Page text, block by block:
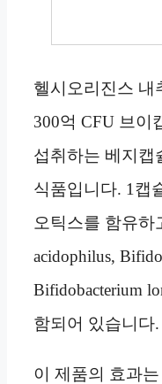
헬시오리진스 내
300억 CFU 브이
섭취하는 베지캡
식품입니다. 1캡
오틱스를 함유하
acidophilus,
Bifidobacterium
함되어 있습니다.
이 제품의 효과